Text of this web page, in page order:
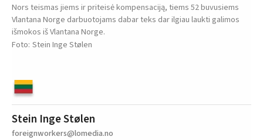
Nors teismas jiems ir priteisė kompensaciją, tiems 52 buvusiems
Vlantana Norge darbuotojams dabar teks dar ilgiau laukti galimos
išmokos iš Vlantana Norge.
Stein Inge Stølen
Stein Inge Stølen
foreignworkers@lomedia.no